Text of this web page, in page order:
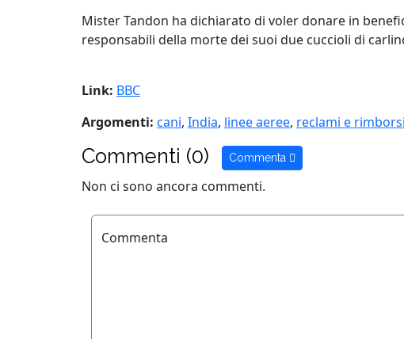
Mister Tandon ha dichiarato di voler donare in
responsabili della morte dei suoi due cuccioli di
Link: BBC
Argomenti: cani, India, linee aeree, reclami e rimborsi
Commenti (0) Commenta
Non ci sono ancora commenti.
Commenta